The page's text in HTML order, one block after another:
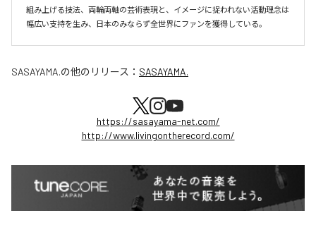
組み上げる技法、両輪両軸の芸術表現と、イメージに捉われない活動理念は
幅広い支持を生み、日本のみならず全世界にファンを獲得している。
SASAYAMA.の他のリリース： SASAYAMA.
https://sasayama-net.com/
http://www.livingontherecord.com/